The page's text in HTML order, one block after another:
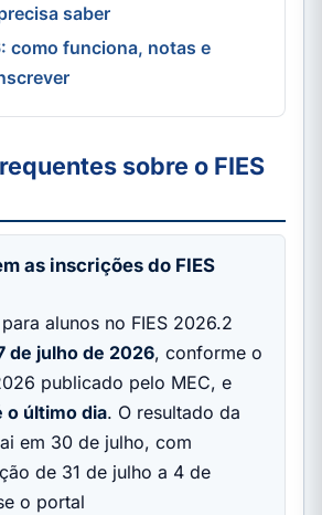
saber
como funciona, notas e
sobre o FIES
as inscrições do FIES
alunos no FIES 2026.2
de julho de 2026, conforme o
publicado pelo MEC, e
o último dia. O resultado da
em 30 de julho, com
de 31 de julho a 4 de
o portal